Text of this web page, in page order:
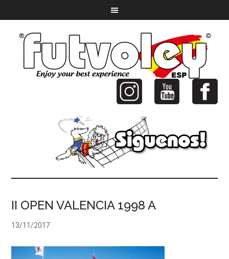
II OPEN VALENCIA 1998 A
13/11/2017